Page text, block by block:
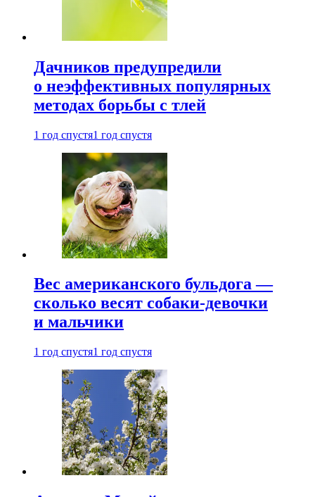
Дачников предупредили
о неэффективных популярных
методах борьбы с тлей
1 год спустя1 год спустя
Вес американского бульдога —
сколько весят собаки-девочки
и мальчики
1 год спустя1 год спустя